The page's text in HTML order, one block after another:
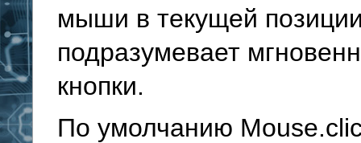
мыши в текущей
подразумевает
кнопки.
По умолчанию